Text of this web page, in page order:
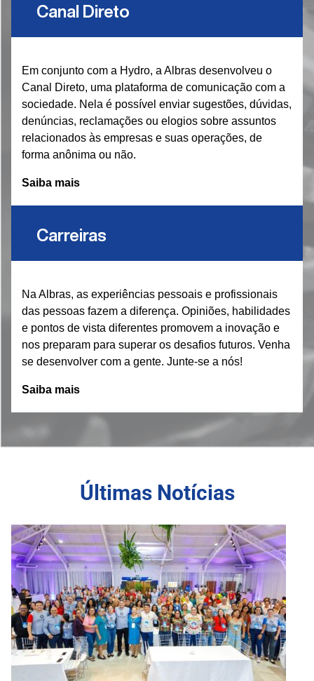
Canal Direto
Em conjunto com a Hydro, a Albras desenvolveu o
Canal Direto, uma plataforma de comunicação com a
sociedade. Nela é possível enviar sugestões, dúvidas,
denúncias, reclamações ou elogios sobre assuntos
relacionados às empresas e suas operações, de
forma anônima ou não.
Saiba mais
Carreiras
Na Albras, as experiências pessoais e profissionais
das pessoas fazem a diferença. Opiniões, habilidades
e pontos de vista diferentes promovem a inovação e
nos preparam para superar os desafios futuros. Venha
se desenvolver com a gente. Junte-se a nós!
Saiba mais
Últimas Notícias